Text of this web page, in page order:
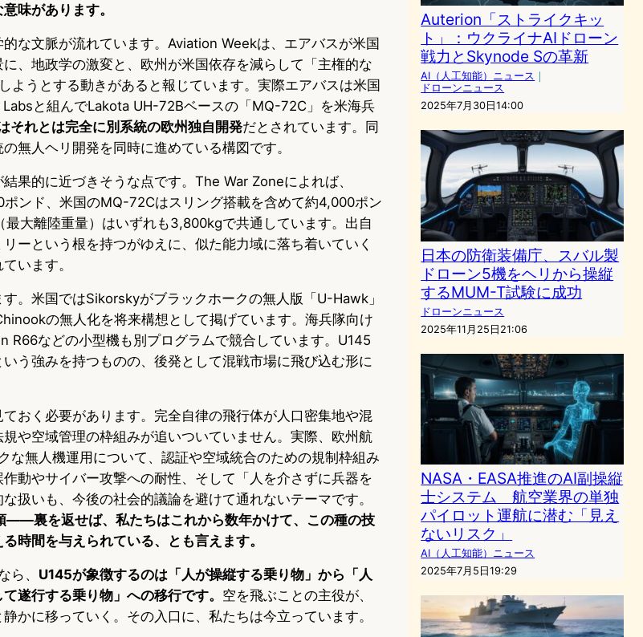
味があります。
な文脈が流れています。Aviation Weekは、エアバスが米国
、地政学の激変と、欧州が米国依存を減らして「主権的な
ようとする動きがあると報じています。実際エアバスは米国
と組んでLakota UH-72Bベースの「MQ-72C」を米海兵
それとは完全に別系統の欧州独自開発だとされています。同
無人ヘリ開発を同時に進めている構図です。
果的に近づきそうな点です。The War Zoneによれば、
ンド、米国のMQ-72Cはスリング搭載を含めて約4,000ポン
最大離陸重量）はいずれも3,800kgで共通しています。出自
ーという根を持つがゆえに、似た能力域に落ち着いていく
います。
。米国ではSikorskyがブラックホークの無人版「U-Hawk」
の無人化を将来構想として掲げています。海兵隊向け
R66などの小型機も別プログラムで競合しています。U145
う強みを持つものの、後発として混戦市場に飛び込む形に
おく必要があります。完全自律の飛行体が人口密集地や混
や空域管理の枠組みが追いついていません。実際、欧州航
な無人機運用について、認証や空域統合のための規制枠組み
動やサイバー攻撃への耐性、そして「人を介さずに兵器を
扱いも、今後の社会的議論を避けて通れないテーマです。
裏を返せば、私たちはこれから数年かけて、この種の技
時間を与えられている、とも言えます。
ら、 U145が象徴するのは「人が操縦する乗り物」から「人
遂行する乗り物」への移行です。 空を飛ぶことの主役が、
かに移っていく。その入口に、私たちは今立っています。
Auterion「ストライクキッ
ト」：ウクライナAIドローン
戦力とSkynode Sの革新
AI（人工知能）ニュース ｜
ドローンニュース
2025年7月30日14:00
日本の防衛装備庁、スバル製
ドローン5機をヘリから操縦
するMUM-T試験に成功
ドローンニュース
2025年11月25日21:06
NASA・EASA推進のAI副操縦
士システム 航空業界の単独
パイロット運航に潜む「見え
ないリスク」
AI（人工知能）ニュース
2025年7月5日19:29